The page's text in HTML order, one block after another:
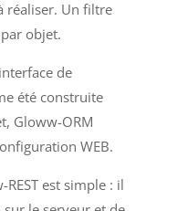
réaliser. Un filtre
objet.
de
été construite
Gloww-ORM
WEB.
est simple : il